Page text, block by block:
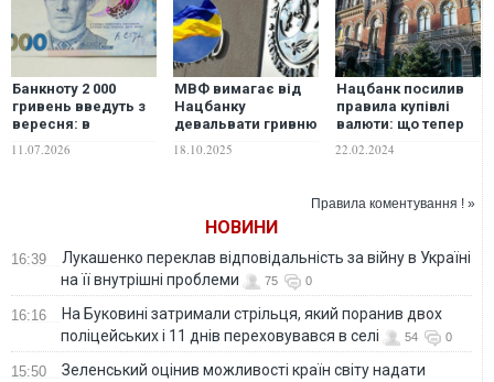
Банкноту 2 000
гривень введуть з
вересня: в
Асоціації банків
пояснили причини
11.07.2026
МВФ вимагає від
Нацбанку
девальвати гривню
– Bloomberg
18.10.2025
Нацбанк посилив
правила купівлі
валюти: що тепер
змінилося
22.02.2024
Правила коментування ! »
НОВИНИ
16:39
Лукашенко переклав відповідальність за війну в Україні
на її внутрішні проблеми
75 0
16:16
На Буковині затримали стрільця, який поранив двох
поліцейських і 11 днів переховувався в селі
54 0
15:50
Зеленський оцінив можливості країн світу надати